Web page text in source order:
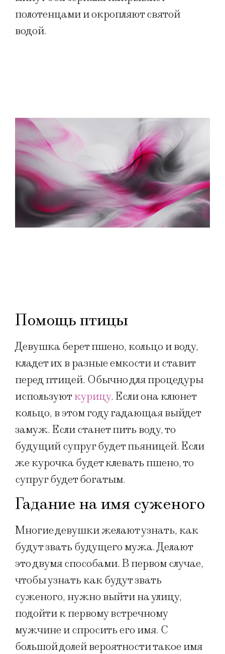
полотенцами и окропляют святой
водой.
Помощь птицы
Девушка берет пшено, кольцо и воду,
кладет их в разные емкости и ставит
перед птицей. Обычно для процедуры
используюткурицу. Если она клюнет
кольцо, в этом году гадающая выйдет
замуж. Если станет пить воду, то
будущий супруг будет пьяницей. Если
же курочка будет клевать пшено, то
супруг будет богатым.
Гадание на имя суженого
Многие девушки желают узнать, как
будут звать будущего мужа. Делают
это двумя способами. В первом случае,
чтобы узнать как будут звать
суженого, нужно выйти на улицу,
подойти к первому встречному
мужчине и спросить его имя. С
большой долей вероятности такое имя